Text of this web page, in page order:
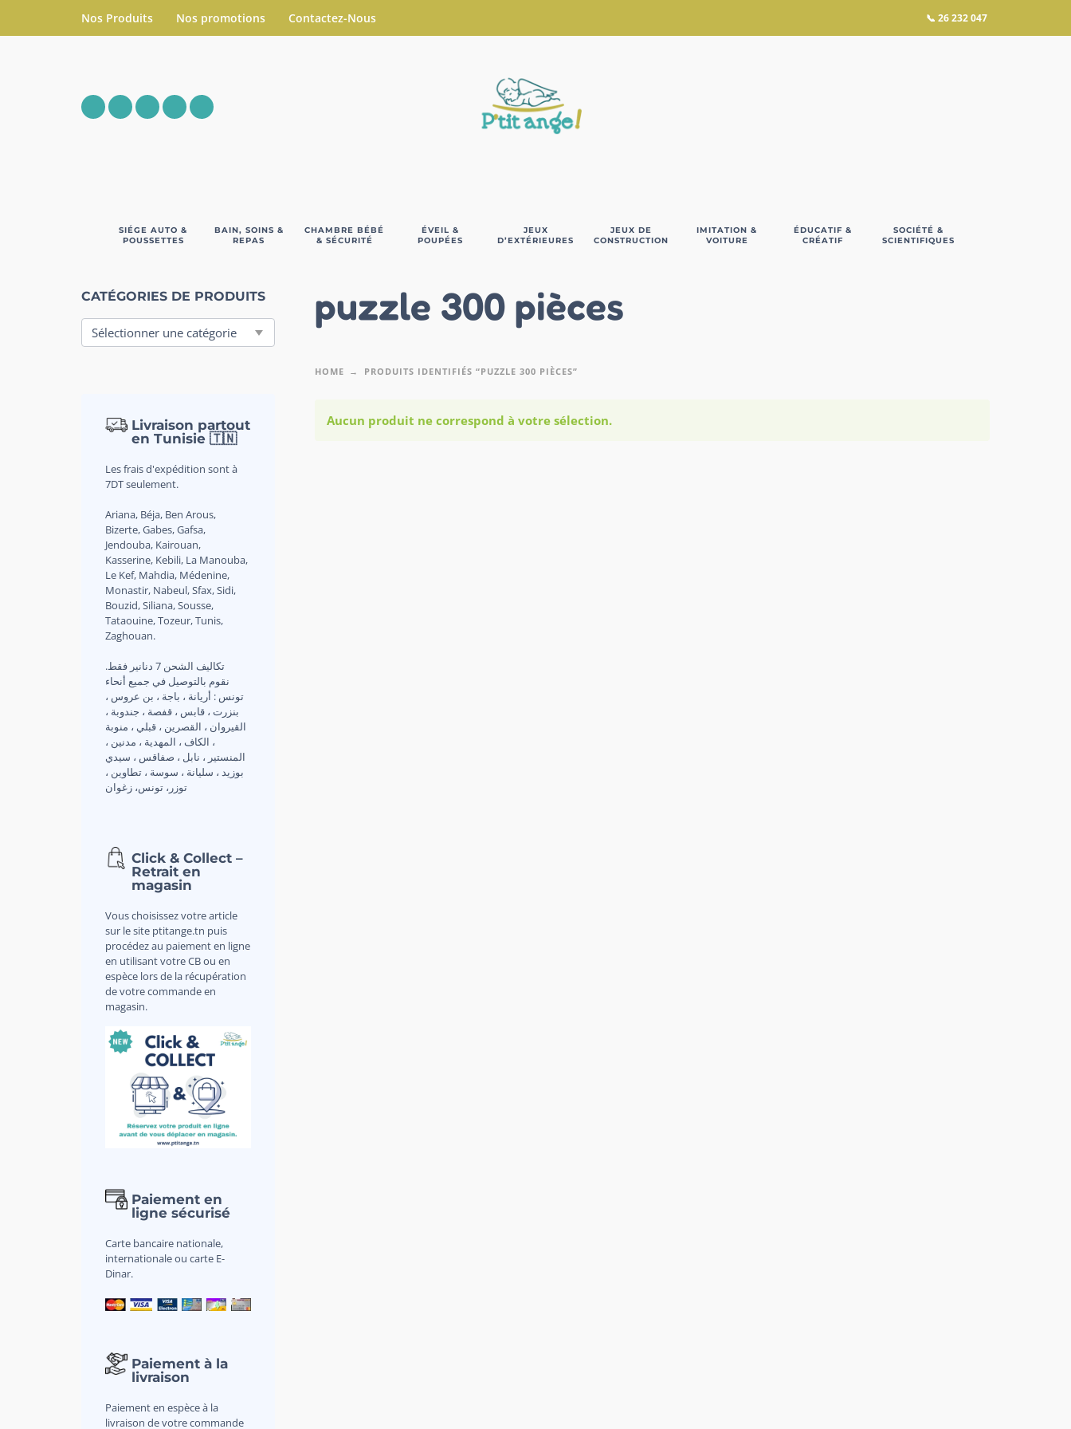
Nos Produits Nos promotions Contactez-Nous 📞 26 232 047
SIÉGE AUTO &
POUSSETTES
BAIN, SOINS &
REPAS
CHAMBRE BÉBÉ
& SÉCURITÉ
ÉVEIL &
POUPÉES
JEUX
D’EXTÉRIEURES
JEUX DE
CONSTRUCTION
IMITATION &
VOITURE
ÉDUCATIF &
CRÉATIF
SOCIÉTÉ &
SCIENTIFIQUES
CATÉGORIES DE PRODUITS
Livraison partout
en Tunisie 🇹🇳
Les frais d'expédition sont à
7DT seulement.
Ariana, Béja, Ben Arous,
Bizerte, Gabes, Gafsa,
Jendouba, Kairouan,
Kasserine, Kebili, La Manouba,
Le Kef, Mahdia, Médenine,
Monastir, Nabeul, Sfax, Sidi,
Bouzid, Siliana, Sousse,
Tataouine, Tozeur, Tunis,
Zaghouan.
.تكاليف الشحن 7 دنانير فقط
نقوم بالتوصيل في جميع أنحاء
تونس : أريانة ، باجة ، بن عروس ،
بنزرت ، قابس ، قفصة ، جندوبة ،
القيروان ، القصرين ، قبلي ، منوبة
، الكاف ، المهدية ، مدنين ،
المنستير ، نابل ، صفاقس ، سيدي
بوزيد ، سليانة ، سوسة ، تطاوين ،
توزر، تونس، زغوان
Click & Collect –
Retrait en
magasin
Vous choisissez votre article
sur le site ptitange.tn puis
procédez au paiement en ligne
en utilisant votre CB ou en
espèce lors de la récupération
de votre commande en
magasin.
Paiement en
ligne sécurisé
Carte bancaire nationale,
internationale ou carte E-
Dinar.
Paiement à la
livraison
Paiement en espèce à la
livraison de votre commande
puzzle 300 pièces
HOME PRODUITS IDENTIFIÉS “PUZZLE 300 PIÈCES”
Aucun produit ne correspond à votre sélection.